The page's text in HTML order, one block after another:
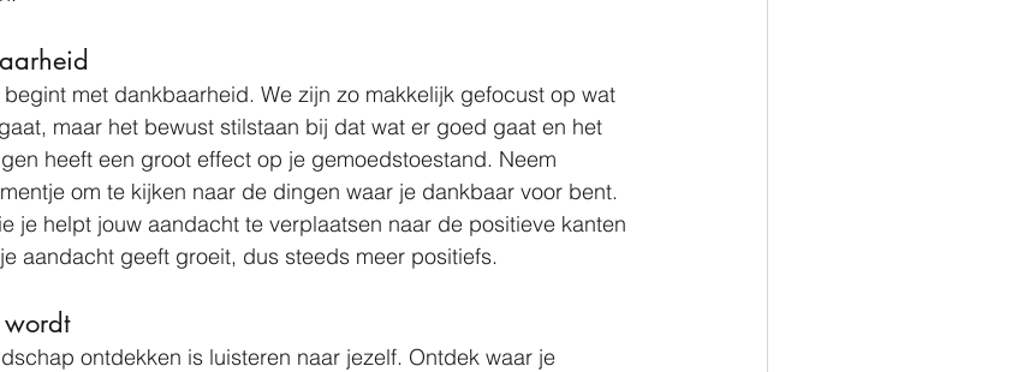
met dankbaarheid. We zijn zo makkelijk gefocust op wat
maar het bewust stilstaan bij dat wat er goed gaat en het
heeft een groot effect op je gemoedstoestand. Neem
om te kijken naar de dingen waar je dankbaar voor bent.
je helpt jouw aandacht te verplaatsen naar de positieve kanten
aandacht geeft groeit, dus steeds meer positiefs.
ontdekken is luisteren naar jezelf. Ontdek waar je